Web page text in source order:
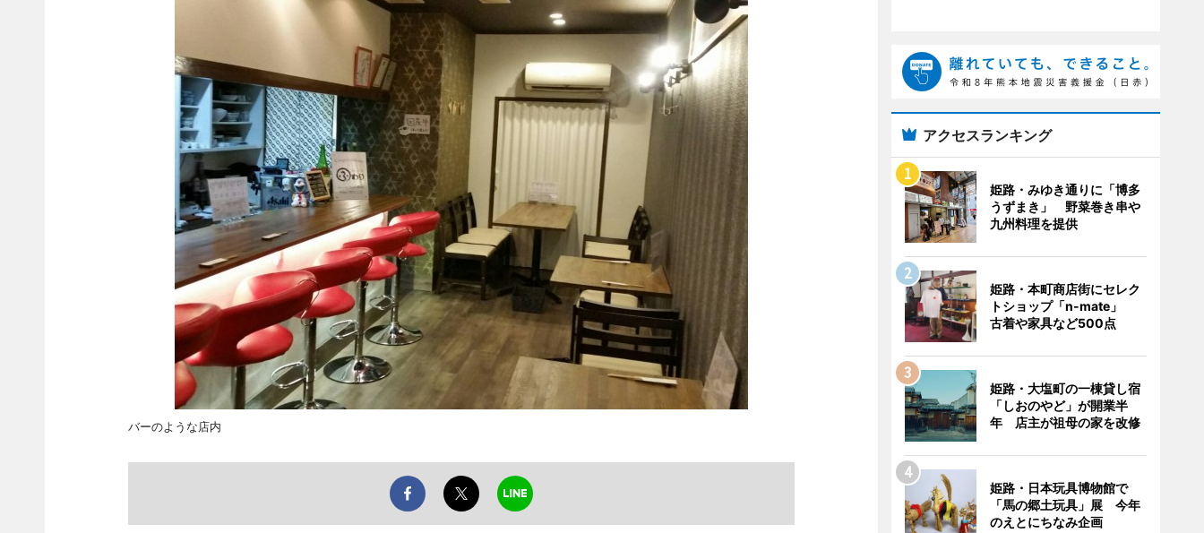
バーのような店内
アクセスランキング
姫路・みゆき通りに「博多
うずまき」 野菜巻き串や
九州料理を提供
姫路・本町商店街にセレク
トショップ「n-mate」
古着や家具など500点
姫路・大塩町の一棟貸し宿
「しおのやど」が開業半
年 店主が祖母の家を改修
姫路・日本玩具博物館で
「馬の郷土玩具」展 今年
のえとにちなみ企画